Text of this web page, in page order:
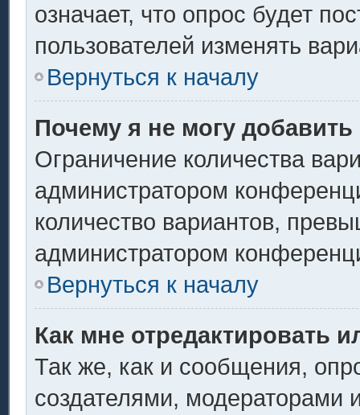
означает, что опрос будет
пользователей изменять
Вернуться к началу
Почему я не могу
Ограничение количества
администратором
количество вариантов,
администратором
Вернуться к началу
Как мне отредактировать
Так же, как и сообщения,
создателями, модераторами